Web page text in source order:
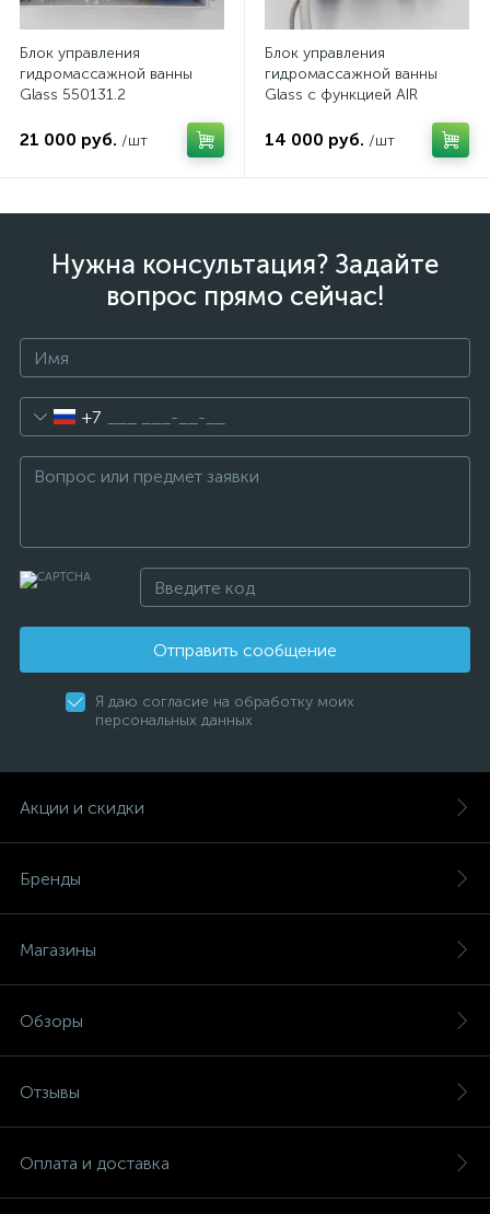
Блок управления
гидромассажной ванны
Glass 550131.2
21 000 руб. /шт
Блок управления
гидромассажной ванны
Glass с функцией AIR
14 000 руб. /шт
Нужна консультация? Задайте
вопрос прямо сейчас!
+7
Отправить сообщение
Я даю согласие на обработку моих
персональных данных
Акции и скидки
Бренды
Магазины
Обзоры
Отзывы
Оплата и доставка